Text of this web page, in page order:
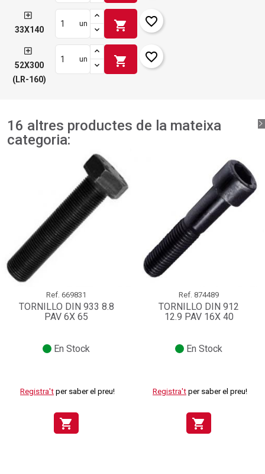
33X140
un shopping_cart favorite_border
52X300
(LR-160)
un shopping_cart favorite_border
16 altres productes de la mateixa
categoria:
Ref. 669831
TORNILLO DIN 933 8.8
PAV 6X 65
En Stock
Registra't per saber el preu!
shopping_cart
Ref. 874489
TORNILLO DIN 912
12.9 PAV 16X 40
En Stock
Registra't per saber el preu!
shopping_cart